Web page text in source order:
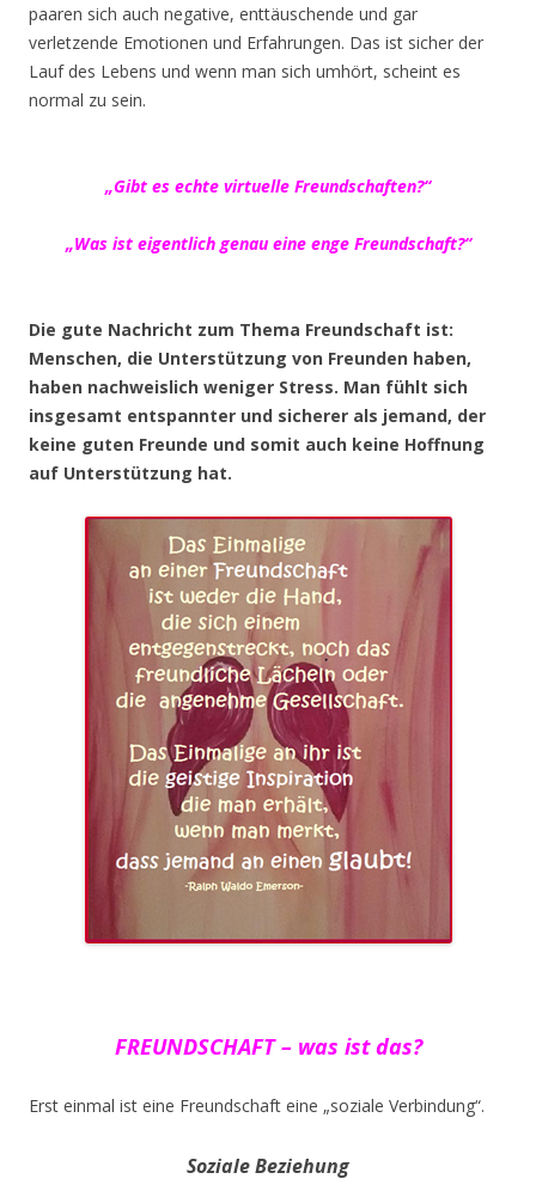
paaren sich auch negative, enttäuschende und gar
verletzende Emotionen und Erfahrungen. Das ist sicher der
Lauf des Lebens und wenn man sich umhört, scheint es
normal zu sein.
„Gibt es echte virtuelle Freundschaften?“
„Was ist eigentlich genau eine enge Freundschaft?“
Die gute Nachricht zum Thema Freundschaft ist:
Menschen, die Unterstützung von Freunden haben,
haben nachweislich weniger Stress. Man fühlt sich
insgesamt entspannter und sicherer als jemand, der
keine guten Freunde und somit auch keine Hoffnung
auf Unterstützung hat.
FREUNDSCHAFT – was ist das?
Erst einmal ist eine Freundschaft eine „soziale Verbindung“.
Soziale Beziehung